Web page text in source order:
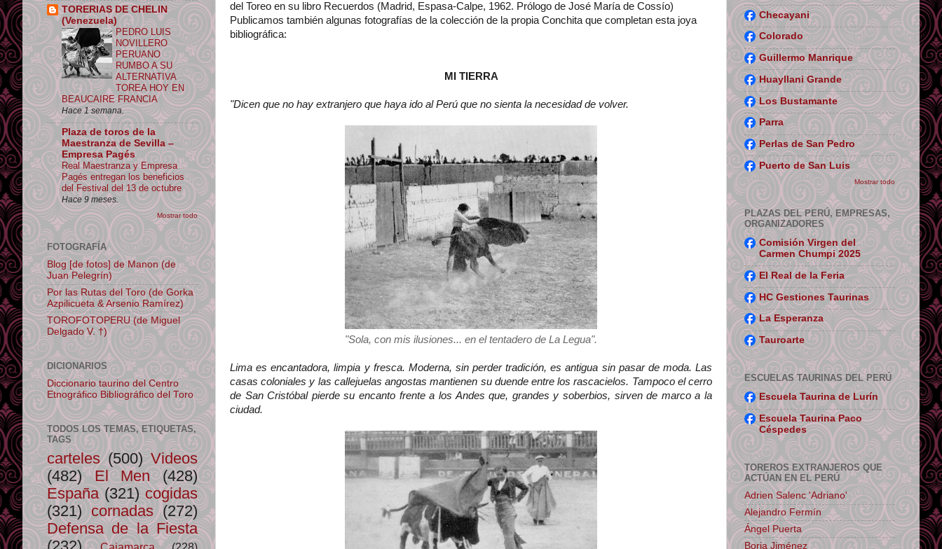
del Toreo en su libro Recuerdos (Madrid, Espasa-Calpe, 1962. Prólogo de José María de Cossío)
Publicamos también algunas fotografías de la colección de la propia Conchita que completan esta joya
bibliográfica:
MI TIERRA
"Dicen que no hay extranjero que haya ido al Perú que no sienta la necesidad de volver.
"Sola, con mis ilusiones... en el tentadero de La Legua".
Lima es encantadora, limpia y fresca. Moderna, sin perder tradición, es antigua sin pasar de moda. Las
casas coloniales y las callejuelas angostas mantienen su duende entre los rascacielos. Tampoco el cerro
de San Cristóbal pierde su encanto frente a los Andes que, grandes y soberbios, sirven de marco a la
ciudad.
TORERIAS DE CHELIN
(Venezuela)
PEDRO LUIS
NOVILLERO
PERUANO
RUMBO A SU
ALTERNATIVA
TOREA HOY EN
BEAUCAIRE FRANCIA
Hace 1 semana.
Plaza de toros de la
Maestranza de Sevilla –
Empresa Pagés
Real Maestranza y Empresa
Pagés entregan los beneficios
del Festival del 13 de octubre
Hace 9 meses.
Mostrar todo
FOTOGRAFÍA
Blog [de fotos] de Manon (de
Juan Pelegrín)
Por las Rutas del Toro (de Gorka
Azpilicueta & Arsenio Ramírez)
TOROFOTOPERU (de Miguel
Delgado V. †)
DICIONARIOS
Diccionario taurino del Centro
Etnográfico Bibliográfico del Toro
TODOS LOS TEMAS, ETIQUETAS,
TAGS
carteles (500) Videos
(482)
El Men
(428)
España (321) cogidas
(321) cornadas (272)
Defensa de la Fiesta
Checayani
Colorado
Guillermo Manrique
Huayllani Grande
Los Bustamante
Parra
Perlas de San Pedro
Puerto de San Luis
Mostrar todo
PLAZAS DEL PERÚ, EMPRESAS,
ORGANIZADORES
Comisión Virgen del
Carmen Chumpi 2025
El Real de la Feria
HC Gestiones Taurinas
La Esperanza
Tauroarte
ESCUELAS TAURINAS DEL PERÚ
Escuela Taurina de Lurín
Escuela Taurina Paco
Céspedes
TOREROS EXTRANJEROS QUE
ACTÚAN EN EL PERÚ
Adrien Salenc 'Adriano'
Alejandro Fermín
Ángel Puerta
Borja Jiménez